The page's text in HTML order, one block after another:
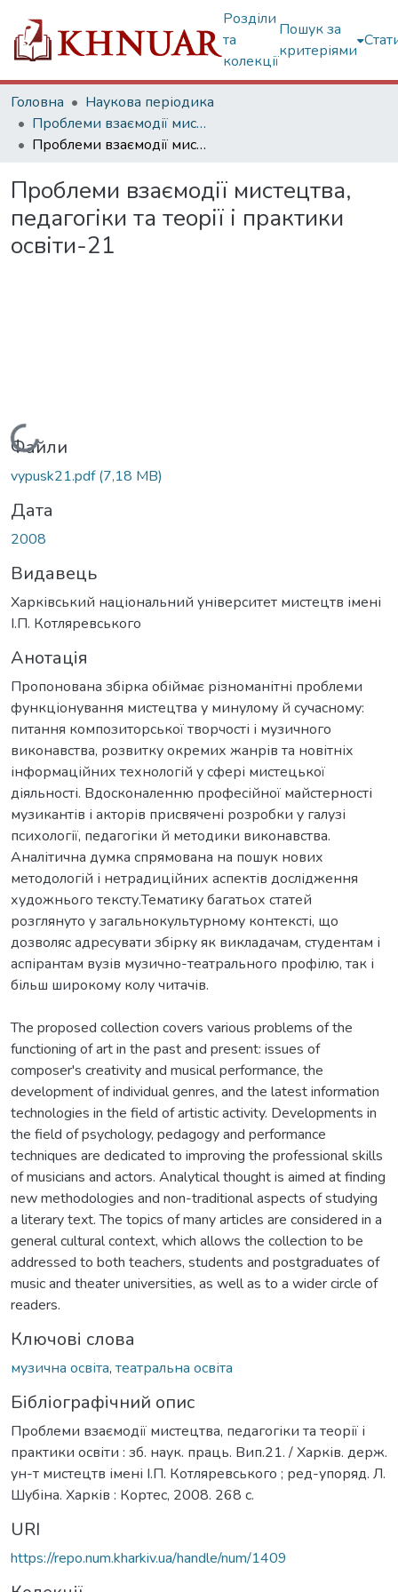
Розділи
та
колекції
Пошук за
критеріями
Головна
Наукова періодика
Проблеми взаємодії мистецтва, педагогіки та теорії і практики освіти
Проблеми взаємодії мистецтва, педагогіки та теорії і практики освіти-21
Проблеми взаємодії мистецтва,
педагогіки та теорії і практики
освіти-21
Вантажиться...
Файли
vypusk21.pdf(7,18 MB)
Дата
2008
Видавець
Харківський національний університет мистецтв імені
І.П. Котляревського
Анотація
Пропонована збірка обіймає різноманітні проблеми
функціонування мистецтва у минулому й сучасному:
питання композиторської творчості і музичного
виконавства, розвитку окремих жанрів та новітніх
інформаційних технологій у сфері мистецької
діяльності. Вдосконаленню професійної майстерності
музикантів і акторів присвячені розробки у галузі
психології, педагогіки й методики виконавства.
Аналітична думка спрямована на пошук нових
методологій і нетрадиційних аспектів дослідження
художнього тексту.Тематику багатьох статей
розглянуто у загальнокультурному контексті, що
дозволяс адресувати збірку як викладачам, студентам і
аспірантам вузів музично-театрального профілю, так і
більш широкому колу читачів.
The proposed collection covers various problems of the
functioning of art in the past and present: issues of
composer's creativity and musical performance, the
development of individual genres, and the latest information
technologies in the field of artistic activity. Developments in
the field of psychology, pedagogy and performance
techniques are dedicated to improving the professional skills
of musicians and actors. Analytical thought is aimed at finding
new methodologies and non-traditional aspects of studying
a literary text. The topics of many articles are considered in a
general cultural context, which allows the collection to be
addressed to both teachers, students and postgraduates of
music and theater universities, as well as to a wider circle of
readers.
Ключові слова
музична освіта, театральна освіта
Бібліографічний опис
Проблеми взаємодії мистецтва, педагогіки та теорії і
практики освіти : зб. наук. праць. Вип.21. / Харків. держ.
ун-т мистецтв імені І.П. Котляревського ; ред-упоряд. Л.
Шубіна. Xарків : Кортес, 2008. 268 с.
URI
https://repo.num.kharkiv.ua/handle/num/1409